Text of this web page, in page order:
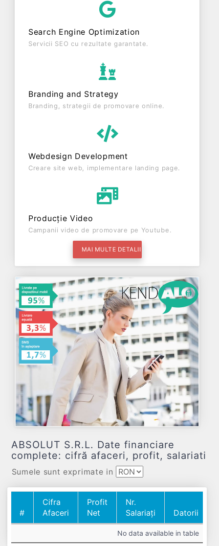
RADIATA. Societatea nu este plătitoare de TVA.
Search Engine Optimization
Servicii SEO cu rezultate garantate.
Branding and Strategy
Branding, strategii de promovare online.
Webdesign Development
Creare site web, implementare landing page.
Producție Video
Campanii video de promovare pe Youtube.
MAI MULTE DETALII
ABSOLUT S.R.L. Date financiare
complete: cifră afaceri, profit, salariati
Sumele sunt exprimate in
#
Cifra
Afaceri
Profit
Net
Nr.
Salariați
Datorii
Afaceri
Net
Nr.
Salariați
Datorii
No data available in table